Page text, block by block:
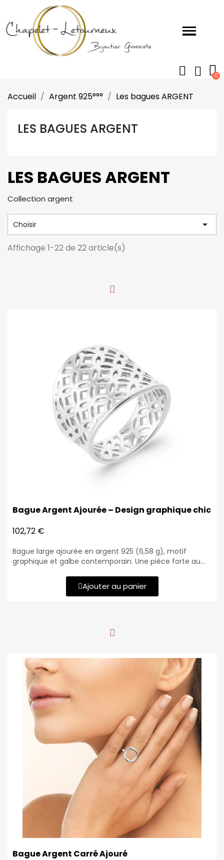
Accueil Argent 925°°° Les bagues ARGENT
LES BAGUES ARGENT
LES BAGUES ARGENT
Collection argent
Choisir 
Affichage 1-22 de 22 article(s)
Bague Argent Ajourée – Design graphique chic
102,72 €
Bague large ajourée en argent 925 (6,58 g), motif
graphique et galbe contemporain. Une pièce forte au
Ajouter au panier
Bague Argent Carré Ajouré